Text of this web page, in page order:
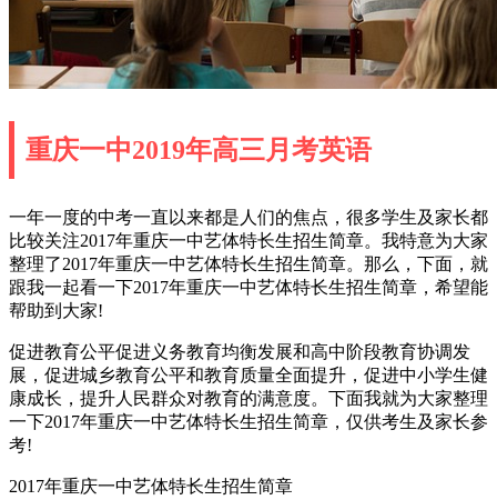
重庆一中2019年高三月考英语
一年一度的中考一直以来都是人们的焦点，很多学生及家长都
比较关注2017年重庆一中艺体特长生招生简章。我特意为大家
整理了2017年重庆一中艺体特长生招生简章。那么，下面，就
跟我一起看一下2017年重庆一中艺体特长生招生简章，希望能
帮助到大家!
促进教育公平促进义务教育均衡发展和高中阶段教育协调发
展，促进城乡教育公平和教育质量全面提升，促进中小学生健
康成长，提升人民群众对教育的满意度。下面我就为大家整理
一下2017年重庆一中艺体特长生招生简章，仅供考生及家长参
考!
2017年重庆一中艺体特长生招生简章